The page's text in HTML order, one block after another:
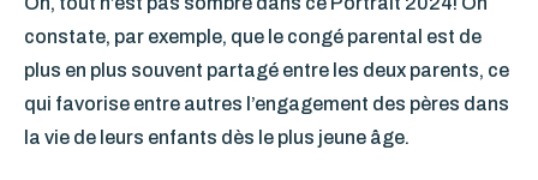
constate, par exemple, que le congé parental est de
plus en plus souvent partagé entre les deux parents, ce
qui favorise entre autres l’engagement des pères dans
la vie de leurs enfants dès le plus jeune âge.